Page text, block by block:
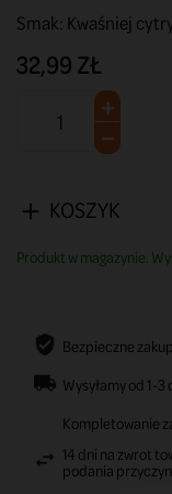
Smak: Kwaśniej
32,99 ZŁ
KOSZYK
Produkt w magazynie.
Bezpieczne
Wysyłamy od 1-
Kompletowanie
14 dni na zwrot
podania